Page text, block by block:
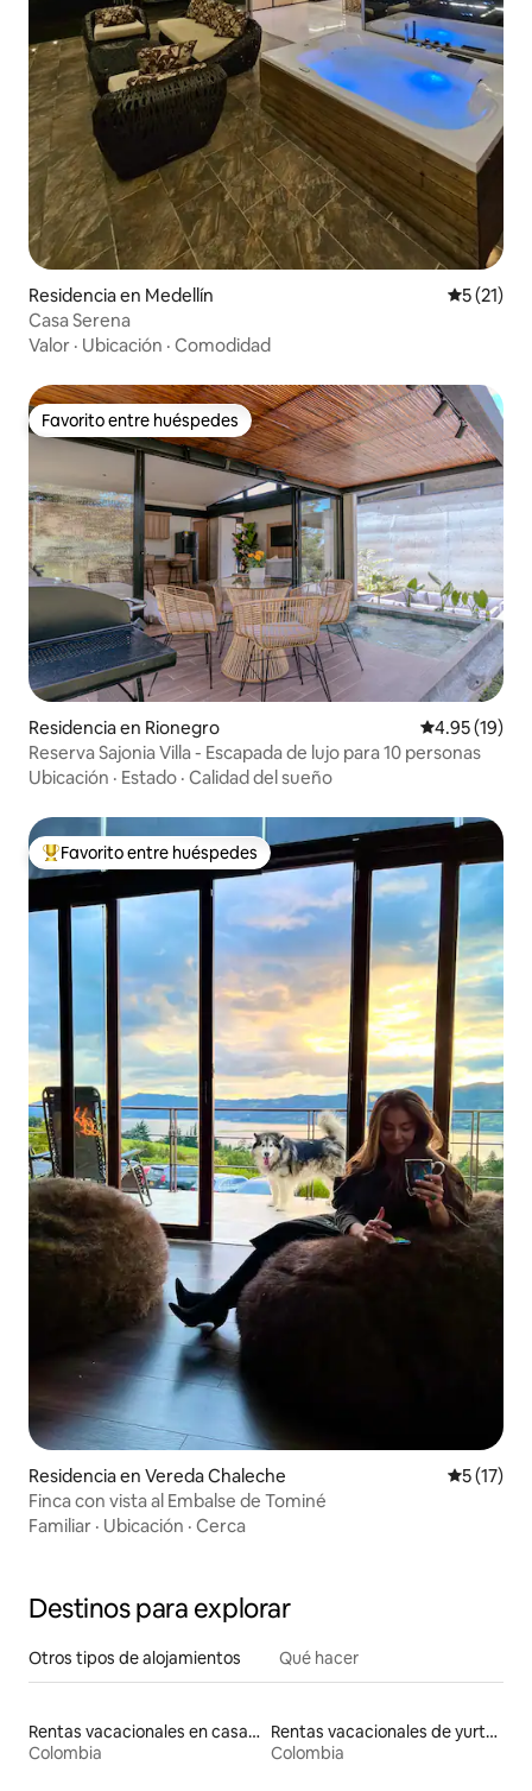
Residencia en Medellín
5 (21)
Casa Serena
Valor · Ubicación · Comodidad
Favorito entre huéspedes
Favorito entre huéspedes
Residencia en Rionegro Calificación
4.95 (19)
Reserva Sajonia Villa - Escapada de lujo para 10 personas
Ubicación · Estado · Calidad del sueño
De los mejores en Favorito entre huéspedes
Favorito entre huéspedes
Residencia en Vereda Chaleche
5 (17)
Finca con vista al Embalse de Tominé
Familiar · Ubicación · Cerca
Destinos para explorar
Otros tipos de alojamientos Qué hacer
Rentas vacacionales en casas con inodoro de altura accesible
Colombia
Rentas vacacionales de yurtas con jacuzzi
Colombia